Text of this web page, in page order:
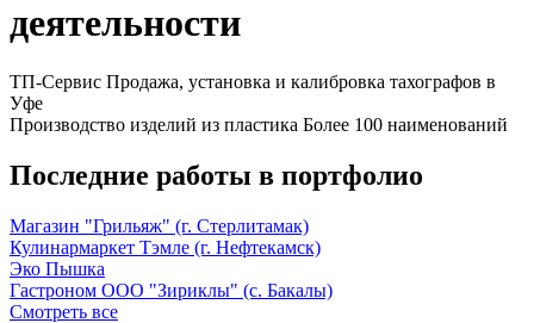
деятельности
ТП-Сервис Продажа, установка и калибровка тахографов в
Уфе
Производство изделий из пластика Более 100 наименований
Последние работы в портфолио
Магазин "Грильяж" (г. Стерлитамак)
Кулинармаркет Тэмле (г. Нефтекамск)
Эко Пышка
Гастроном ООО "Зириклы" (с. Бакалы)
Смотреть все